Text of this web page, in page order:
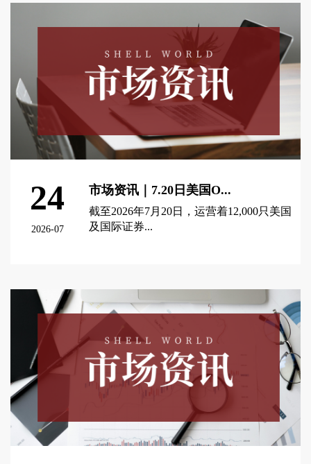
24
2026-07
市场资讯｜7.20日美国O...
截至2026年7月20日，运营着12,000只美国
及国际证券...